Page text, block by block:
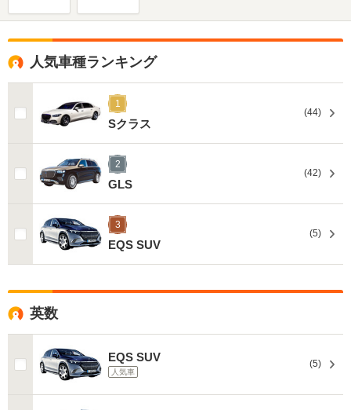
人気車種ランキング
1
Sクラス
(44)
2
GLS
(42)
3
EQS SUV
(5)
英数
EQS SUV
人気車
(5)